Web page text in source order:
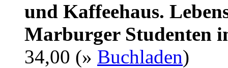
und Kaffeehaus.
Marburger Studenten
34,00 (» Buchladen)